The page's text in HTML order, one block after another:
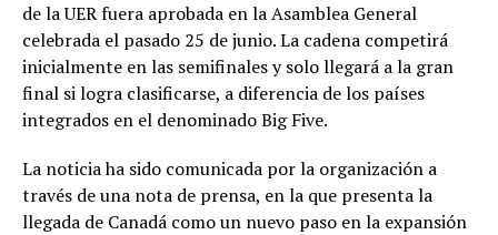
de la UER fuera aprobada en la Asamblea General
celebrada el pasado 25 de junio. La cadena competirá
inicialmente en las semifinales y solo llegará a la gran
final si logra clasificarse, a diferencia de los países
integrados en el denominado Big Five.
La noticia ha sido comunicada por la organización a
través de una nota de prensa, en la que presenta la
llegada de Canadá como un nuevo paso en la expansión